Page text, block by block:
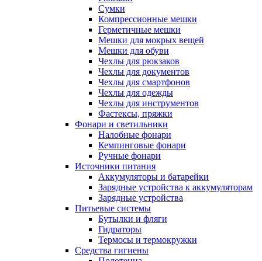
Сумки
Компрессионные мешки
Герметичные мешки
Мешки для мокрых вещей
Мешки для обуви
Чехлы для рюкзаков
Чехлы для документов
Чехлы для смартфонов
Чехлы для одежды
Чехлы для инструментов
Фастексы, пряжки
Фонари и светильники
Налобные фонари
Кемпинговые фонари
Ручные фонари
Источники питания
Аккумуляторы и батарейки
Зарядные устройства к аккумуляторам
Зарядные устройства
Питьевые системы
Бутылки и фляги
Гидраторы
Термосы и термокружки
Средства гигиены